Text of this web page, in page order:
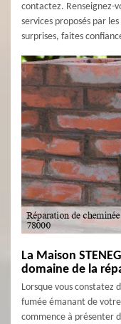
contactez. Renseignez-
services proposés par
surprises, faites
La Maison
domaine de la
Lorsque vous constatez
fumée émanant de
commence à présenter